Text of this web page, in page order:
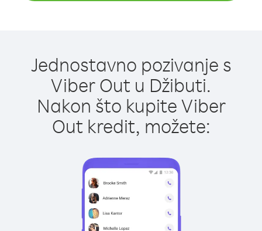
Jednostavno pozivanje s
Viber Out u Džibuti.
Nakon što kupite Viber
Out kredit, možete: